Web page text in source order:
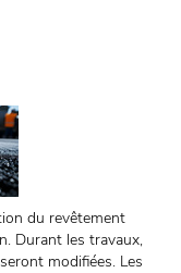
du revêtement
Durant les travaux,
modifiées. Les